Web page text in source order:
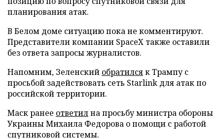
планирования атак.
В Белом доме ситуацию пока не комментируют.
Представители компании SpaceX также оставили
без ответа запросы журналистов.
Напомним, Зеленский обратилсяк Трампу с
просьбой задействовать сеть Starlink для атак по
российской территории.
Маск ранее ответилна просьбу министра обороны
Украины Михаила Федорова о помощи с работой
спутниковой системы.